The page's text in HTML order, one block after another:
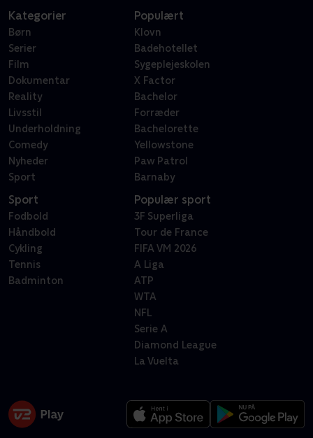
Kategorier
Børn
Serier
Film
Dokumentar
Reality
Livsstil
Underholdning
Comedy
Nyheder
Sport
Populært
Klovn
Badehotellet
Sygeplejeskolen
X Factor
Bachelor
Forræder
Bachelorette
Yellowstone
Paw Patrol
Barnaby
Sport
Fodbold
Håndbold
Cykling
Tennis
Badminton
Populær sport
3F Superliga
Tour de France
FIFA VM 2026
A Liga
ATP
WTA
NFL
Serie A
Diamond League
La Vuelta